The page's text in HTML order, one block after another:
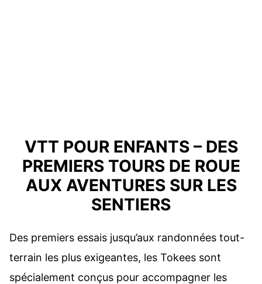
VTT POUR ENFANTS – DES
PREMIERS TOURS DE ROUE
AUX AVENTURES SUR LES
SENTIERS
Des premiers essais jusqu’aux randonnées tout-
terrain les plus exigeantes, les Tokees sont
spécialement conçus pour accompagner les